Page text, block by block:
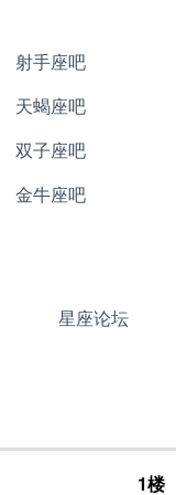
射手座吧
天蝎座吧
双子座吧
金牛座吧
星座论坛
1楼